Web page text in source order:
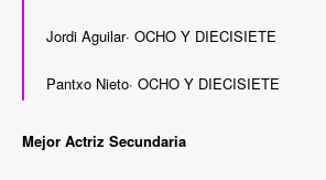
Jordi Aguilar· OCHO Y DIECISIETE
Pantxo Nieto· OCHO Y DIECISIETE
Mejor Actriz Secundaria